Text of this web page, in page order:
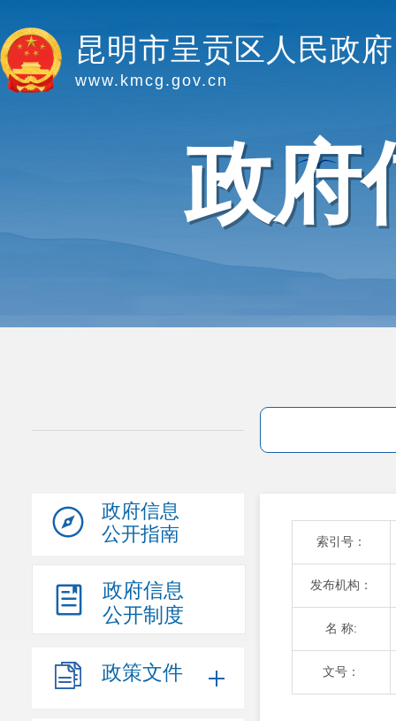
昆明市呈贡区人民政府
www.kmcg.gov.cn
政府
政府信息
公开指南
政府信息
公开制度
政策文件
索引号：
发布机构：
名 称:
文号：